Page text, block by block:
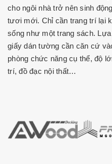
cho ngôi nhà trở nên sinh
tươi mới. Chỉ cần trang trí lại
sống như một trang sách.
giấy dán tường cần căn cứ
phòng chức năng cụ thể, độ
trí, đồ đạc nội thất…